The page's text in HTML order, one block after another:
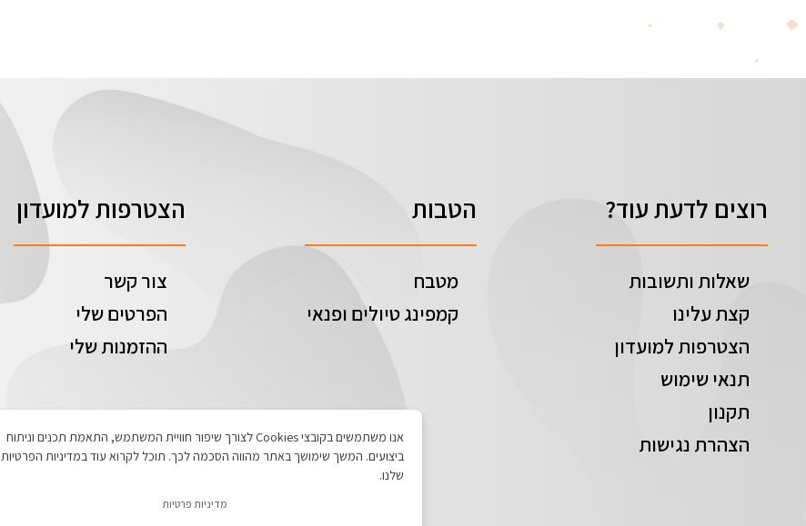
אנו משתמשים בקובצי Cookies לצורך שיפור חוויית המשתמש, התאמת תכנים וניתוח
ביצועים. המשך שימושך באתר מהווה הסכמה לכך. תוכל לקרוא עוד במדיניות הפרטיות
שלנו.
מדיניות פרטיות
רוצים לדעת עוד?
שאלות ותשובות
קצת עלינו
הצטרפות למועדון
תנאי שימוש
תקנון
הצהרת נגישות
הטבות
מטבח
קמפינג טיולים ופנאי
הצטרפות למועדון
צור קשר
הפרטים שלי
ההזמנות שלי